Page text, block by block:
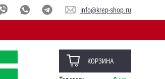
info@krep-shop.ru
КОРЗИНА